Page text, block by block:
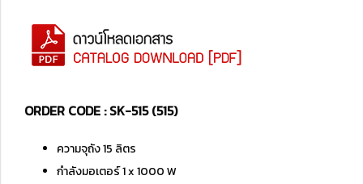
ORDER CODE : SK-515 (515)
ความจุถัง 15 ลิตร
กำลังมอเตอร์ 1 x 1000 W